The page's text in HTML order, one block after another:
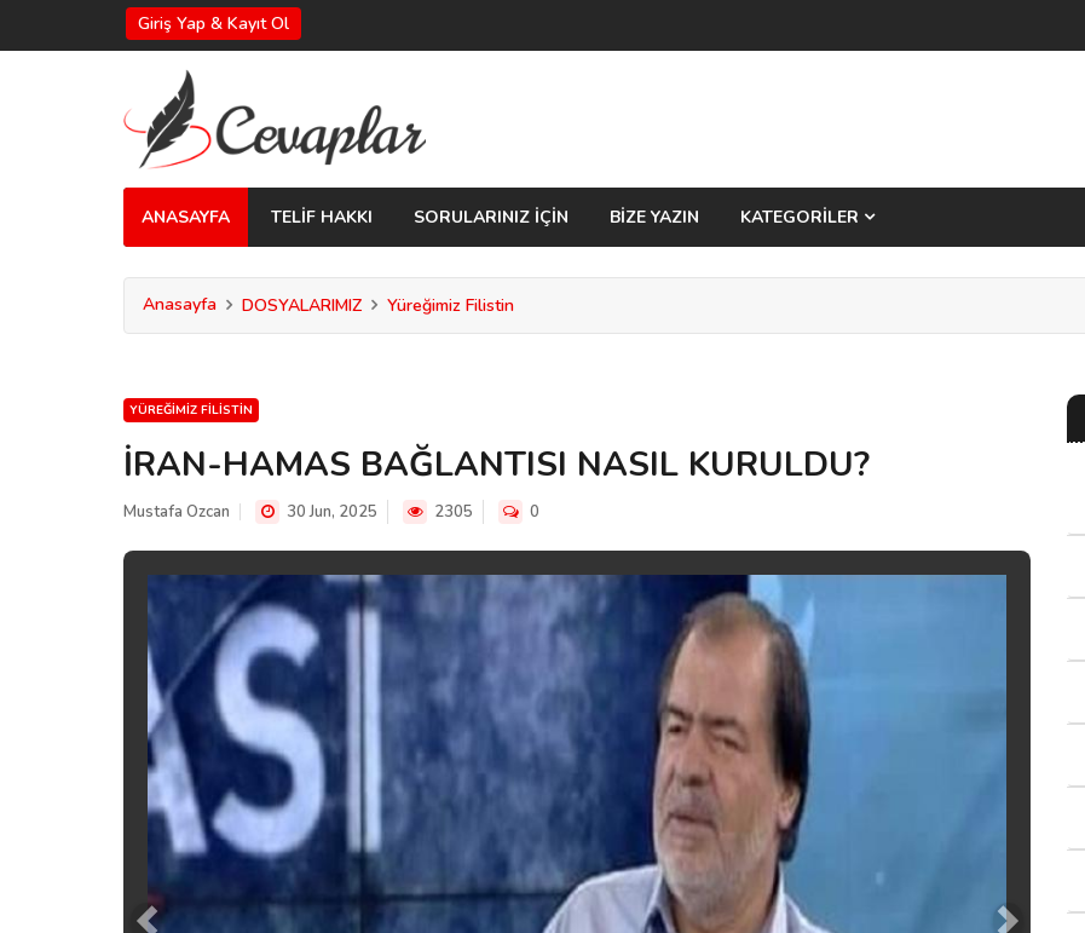
Giriş Yap & Kayıt Ol
ANASAYFA TELİF HAKKI SORULARINIZ İÇİN BİZE YAZIN KATEGORİLER
Anasayfa DOSYALARIMIZ Yüreğimiz Filistin
YÜREĞIMIZ FILISTIN
İRAN-HAMAS BAĞLANTISI NASIL KURULDU?
Mustafa Ozcan 30 Jun, 2025 2305 0